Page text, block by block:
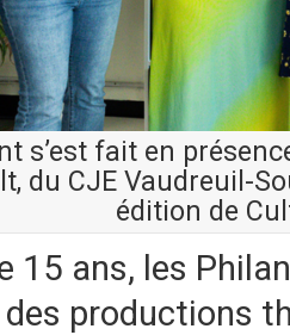
s’est fait en
du CJE Vaudreuil-
édition de
15 ans, les
productions